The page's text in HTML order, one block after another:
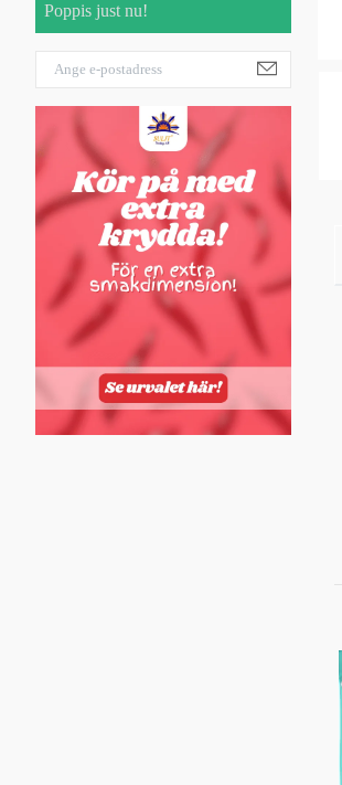
Poppis just nu!